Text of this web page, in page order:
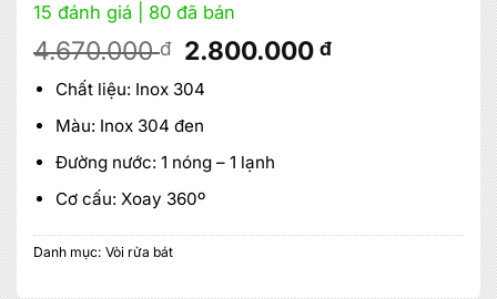
15 đánh giá | 80 đã bán
4.670.000đ
Giá
gốc
là:
4.670.000 đ.
2.800.000 đGiá
2.800.000 đ.
Chất liệu: Inox 304
Màu: Inox 304 đen
Đường nước: 1 nóng – 1 lạnh
Cơ cấu: Xoay 360º
Danh mục: Vòi rửa bát